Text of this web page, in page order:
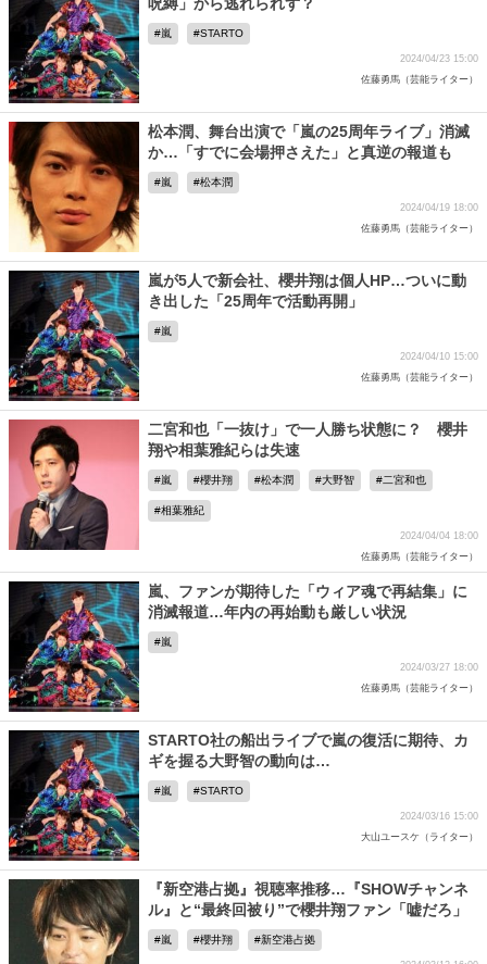
嵐 STARTO
2024/04/23 15:00
佐藤勇馬（芸能ライター）
松本潤、舞台出演で「嵐の25周年ライブ」消滅
か…「すでに会場押さえた」と真逆の報道も
嵐 松本潤
2024/04/19 18:00
佐藤勇馬（芸能ライター）
嵐が5人で新会社、櫻井翔は個人HP…ついに動
き出した「25周年で活動再開」
嵐
2024/04/10 15:00
佐藤勇馬（芸能ライター）
二宮和也「一抜け」で一人勝ち状態に？ 櫻井
翔や相葉雅紀らは失速
嵐 櫻井翔 松本潤 大野智 二宮和也
相葉雅紀
2024/04/04 18:00
佐藤勇馬（芸能ライター）
嵐、ファンが期待した「ウィア魂で再結集」に
消滅報道…年内の再始動も厳しい状況
嵐
2024/03/27 18:00
佐藤勇馬（芸能ライター）
STARTO社の船出ライブで嵐の復活に期待、カ
ギを握る大野智の動向は…
嵐 STARTO
2024/03/16 15:00
大山ユースケ（ライター）
『新空港占拠』視聴率推移…『SHOWチャンネ
ル』と“最終回被り”で櫻井翔ファン「嘘だろ」
嵐 櫻井翔 新空港占拠